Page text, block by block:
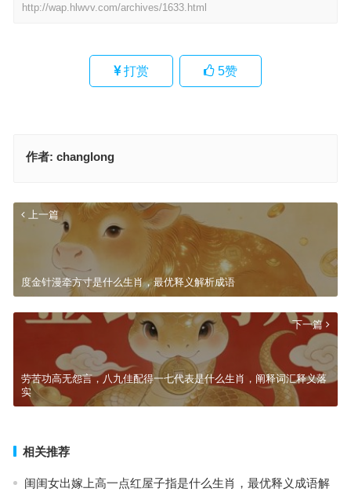
http://wap.hlwvv.com/archives/1633.html
打赏 5赞
作者: changlong
上一篇
度金针漫牵方寸是什么生肖，最优释义解析成语
下一篇
劳苦功高无怨言，八九佳配得一七代表是什么生肖，阐释词汇释义落
实
相关推荐
闺闺女出嫁上高一点红屋子指是什么生肖，最优释义成语解